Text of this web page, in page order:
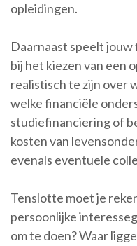
opleidingen.
Daarnaast speelt
bij het kiezen van een
realistisch te zijn over
welke financiële
studiefinanciering of
kosten van
evenals eventuele
Tenslotte moet je
persoonlijke
om te doen? Waar